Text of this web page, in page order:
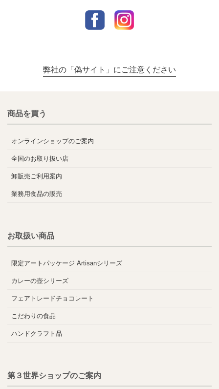
弊社の「偽サイト」にご注意ください
商品を買う
オンラインショップのご案内
全国のお取り扱い店
卸販売ご利用案内
業務用食品の販売
お取扱い商品
限定アートパッケージ Artisanシリーズ
カレーの壺シリーズ
フェアトレードチョコレート
こだわりの食品
ハンドクラフト品
第３世界ショップのご案内